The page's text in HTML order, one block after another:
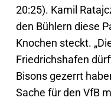
20:25). Kamil
den Bühlern diese
Knochen steckt.
Friedrichshafen
Bisons gezerrt
Sache für den VfB